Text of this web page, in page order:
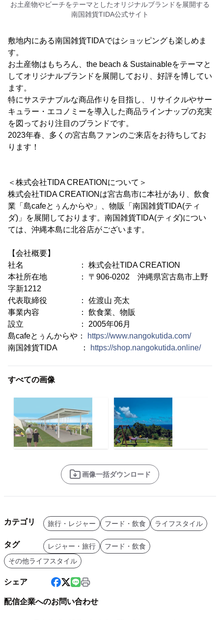
お土産物やビーチをテーマとしたオリジナルブランドを展開する
南国雑貨TIDA公式サイト
敷地内にある南国雑貨TIDAではショッピングも楽しめま
す。
お土産物はもちろん、the beach & Sustainableをテーマと
してオリジナルブランドを展開しており、好評を博してい
ます。
特にサステナブルな商品作りを目指し、リサイクルやサー
キュラー・エコノミーを導入した商品ラインナップの充実
を図っており注目のブランドです。
2023年春、多くの宮古島ファンのご来店をお待ちしてお
ります！
＜株式会社TIDA CREATIONについて＞
株式会社TIDA CREATIONは宮古島市に本社があり、飲食
業「島cafeとぅんからや」、物販「南国雑貨TIDA(ティ
ダ)」を展開しております。南国雑貨TIDA(ティダ)につい
ては、沖縄本島に北谷店がございます。
【会社概要】
社名 ： 株式会社TIDA CREATION
本社所在地 ： 〒906-0202 沖縄県宮古島市上野
字新1212
代表取締役 ： 佐渡山 亮太
事業内容 ： 飲食業、物販
設立 ： 2005年06月
島cafeとぅんからや：
https://www.nangokutida.com/
南国雑貨TIDA ：
https://shop.nangokutida.online/
すべての画像
画像一括ダウンロード
カテゴリ 旅行・レジャー フード・飲食 ライフスタイル
タグ レジャー・旅行
フード・飲食
その他ライフスタイル
シェア
配信企業へのお問い合わせ